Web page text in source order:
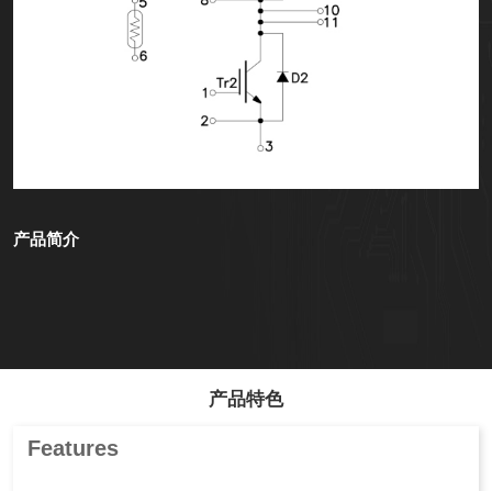
产品简介
产品特色
Features